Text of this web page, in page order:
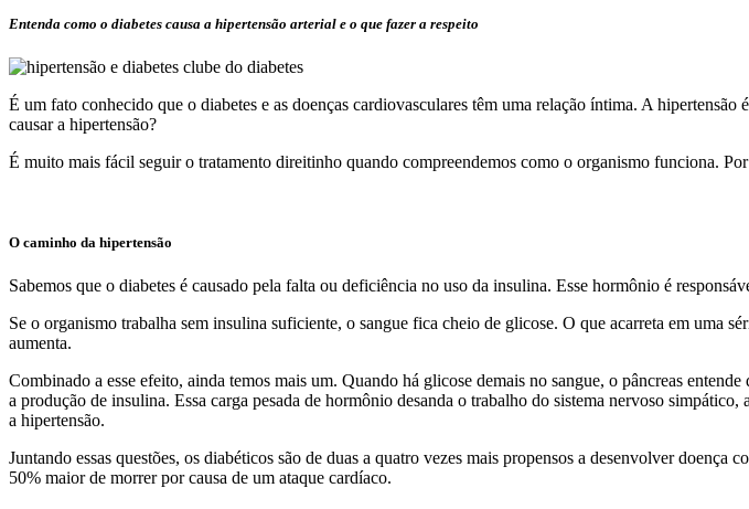
Entenda como o diabetes causa a hipertensão arterial e o que fazer a respeito
É um fato conhecido que o diabetes e as doenças cardiovasculares têm uma relação íntima. A
causar a hipertensão?
É muito mais fácil seguir o tratamento direitinho quando compreendemos como o organismo funciona.
O caminho da hipertensão
Sabemos que o diabetes é causado pela falta ou deficiência no uso da insulina. Esse hormônio é
Se o organismo trabalha sem insulina suficiente, o sangue fica cheio de glicose. O que acarreta em uma
aumenta.
Combinado a esse efeito, ainda temos mais um. Quando há glicose demais no sangue, o pâncreas
a produção de insulina. Essa carga pesada de hormônio desanda o trabalho do sistema nervoso
a hipertensão.
Juntando essas questões, os diabéticos são de duas a quatro vezes mais propensos a desenvolver
50% maior de morrer por causa de um ataque cardíaco.